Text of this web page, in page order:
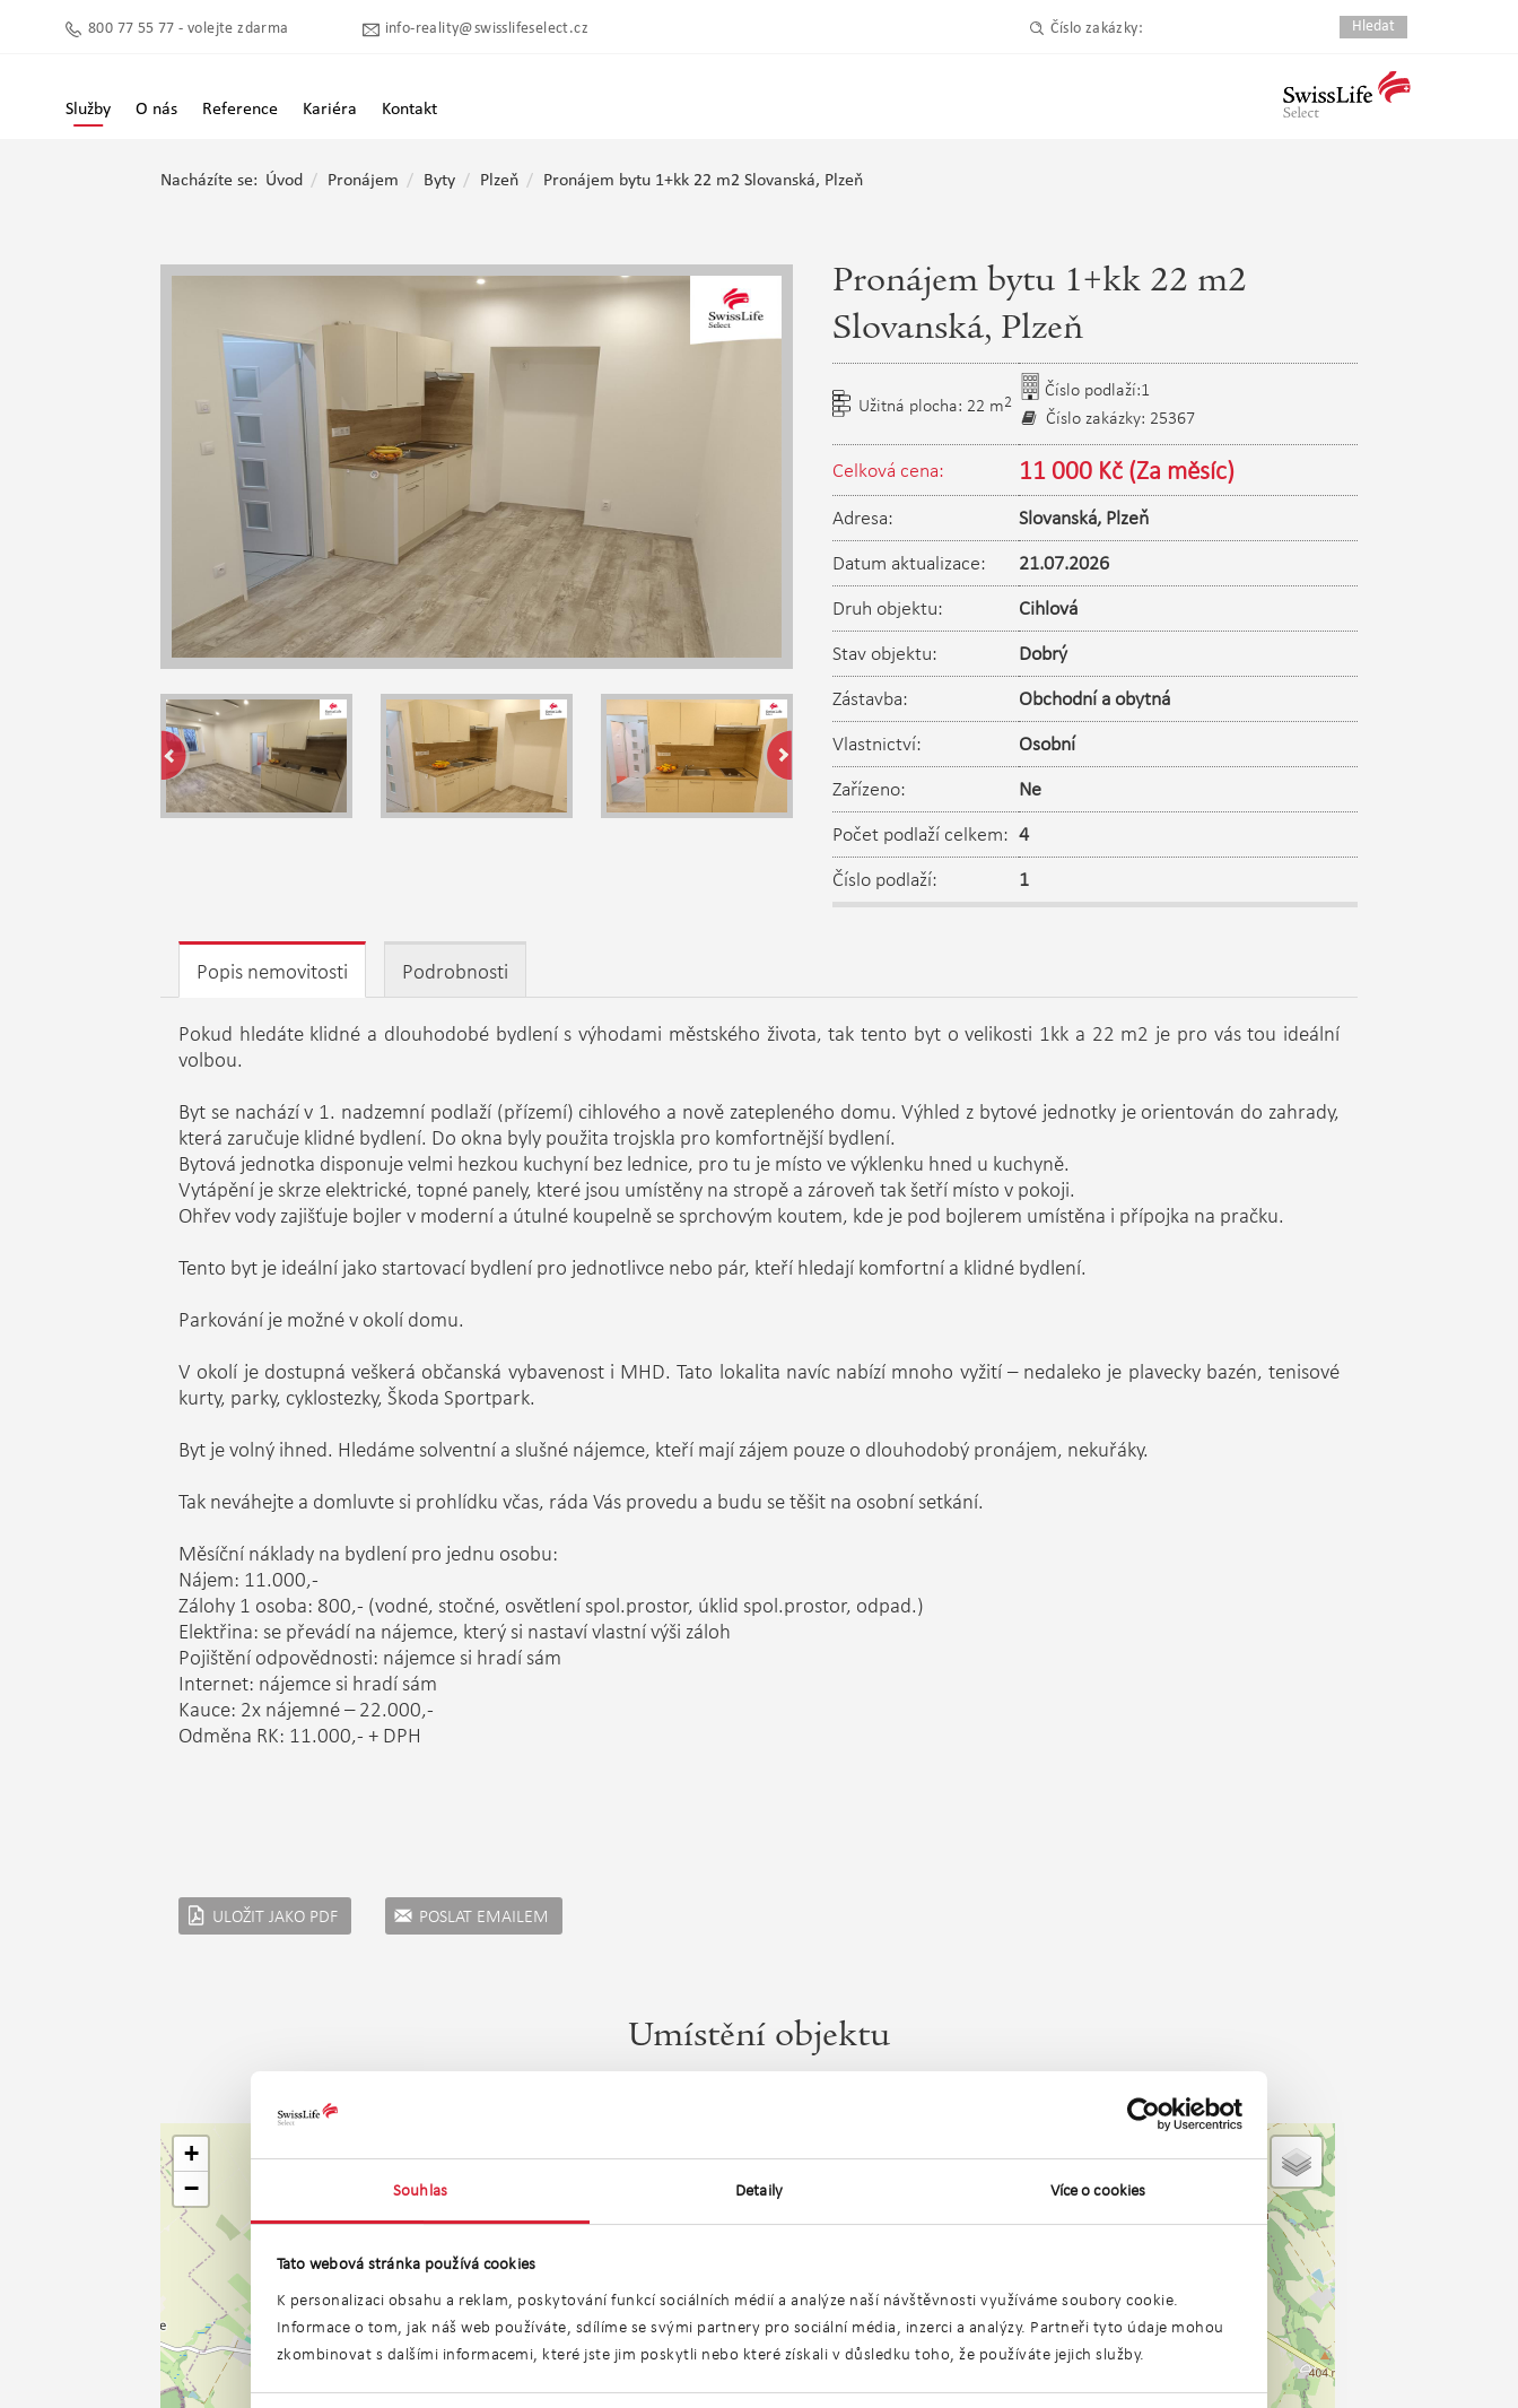
Souhlas Detaily Více o cookies
Tato webová stránka používá cookies
K personalizaci obsahu a reklam, poskytování funkcí sociálních médií a analýze naší návštěvnosti využíváme soubory cookie.
Informace o tom, jak náš web používáte, sdílíme se svými partnery pro sociální média, inzerci a analýzy. Partneři tyto údaje mohou
zkombinovat s dalšími informacemi, které jste jim poskytli nebo které získali v důsledku toho, že používáte jejich služby.
800 77 55 77 - volejte zdarma info-reality@swisslifeselect.cz Číslo zakázky:
Služby O nás Reference Kariéra Kontakt
Nacházíte se: Úvod Pronájem Byty Plzeň Pronájem bytu 1+kk 22 m2 Slovanská, Plzeň
Pronájem bytu 1+kk 22 m2
Slovanská, Plzeň
Užitná plocha: 22 m2
Číslo podlaží:1
Číslo zakázky: 25367
Celková cena: 11 000 Kč (Za měsíc)
Adresa: Slovanská, Plzeň
Datum aktualizace:
21.07.2026
Druh objektu:
Cihlová
Stav objektu:
Dobrý
Zástavba:
Obchodní a obytná
Vlastnictví:
Osobní
Zařízeno:
Ne
Počet podlaží celkem: 4
Číslo podlaží:
1
Popis nemovitosti Podrobnosti
Pokud hledáte klidné a dlouhodobé bydlení s výhodami městského života, tak tento byt o velikosti 1kk a 22 m2 je pro vás tou ideální
volbou.
Byt se nachází v 1. nadzemní podlaží (přízemí) cihlového a nově zatepleného domu. Výhled z bytové jednotky je orientován do zahrady,
která zaručuje klidné bydlení. Do okna byly použita trojskla pro komfortnější bydlení.
Bytová jednotka disponuje velmi hezkou kuchyní bez lednice, pro tu je místo ve výklenku hned u kuchyně.
Vytápění je skrze elektrické, topné panely, které jsou umístěny na stropě a zároveň tak šetří místo v pokoji.
Ohřev vody zajišťuje bojler v moderní a útulné koupelně se sprchovým koutem, kde je pod bojlerem umístěna i přípojka na pračku.
Tento byt je ideální jako startovací bydlení pro jednotlivce nebo pár, kteří hledají komfortní a klidné bydlení.
Parkování je možné v okolí domu.
V okolí je dostupná veškerá občanská vybavenost i MHD. Tato lokalita navíc nabízí mnoho vyžití – nedaleko je plavecky bazén, tenisové
kurty, parky, cyklostezky, Škoda Sportpark.
Byt je volný ihned. Hledáme solventní a slušné nájemce, kteří mají zájem pouze o dlouhodobý pronájem, nekuřáky.
Tak neváhejte a domluvte si prohlídku včas, ráda Vás provedu a budu se těšit na osobní setkání.
Měsíční náklady na bydlení pro jednu osobu:
Nájem: 11.000,-
Zálohy 1 osoba: 800,- (vodné, stočné, osvětlení spol.prostor, úklid spol.prostor, odpad.)
Elektřina: se převádí na nájemce, který si nastaví vlastní výši záloh
Pojištění odpovědnosti: nájemce si hradí sám
Internet: nájemce si hradí sám
Kauce: 2x nájemné – 22.000,-
Odměna RK: 11.000,- + DPH
ULOŽIT JAKO PDF POSLAT EMAILEM
Umístění objektu
+
−